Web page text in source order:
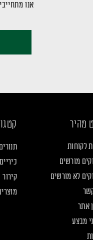
אנו
מהיר
לקוחות
מורשים
לא מורשים
אתר
מבצע
תנורים
כיריים
קירור